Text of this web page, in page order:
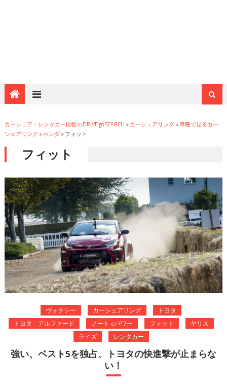
カーシェア・レンタカー比較のDRIVE go SEARCH >カーシェアリング>車種で見るカー
シェアリング>ホンダ>フィット
フィット
ヴォクシー カーシェアリング
トヨタ
トヨタ アルファード
ノート eパワー フィット
ヤリス
ライズ
レンタカー
強い、ベスト5を独占、トヨタの快進撃が止まらな
い！